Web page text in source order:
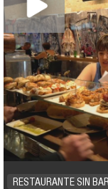
RESTAURANTE SIN